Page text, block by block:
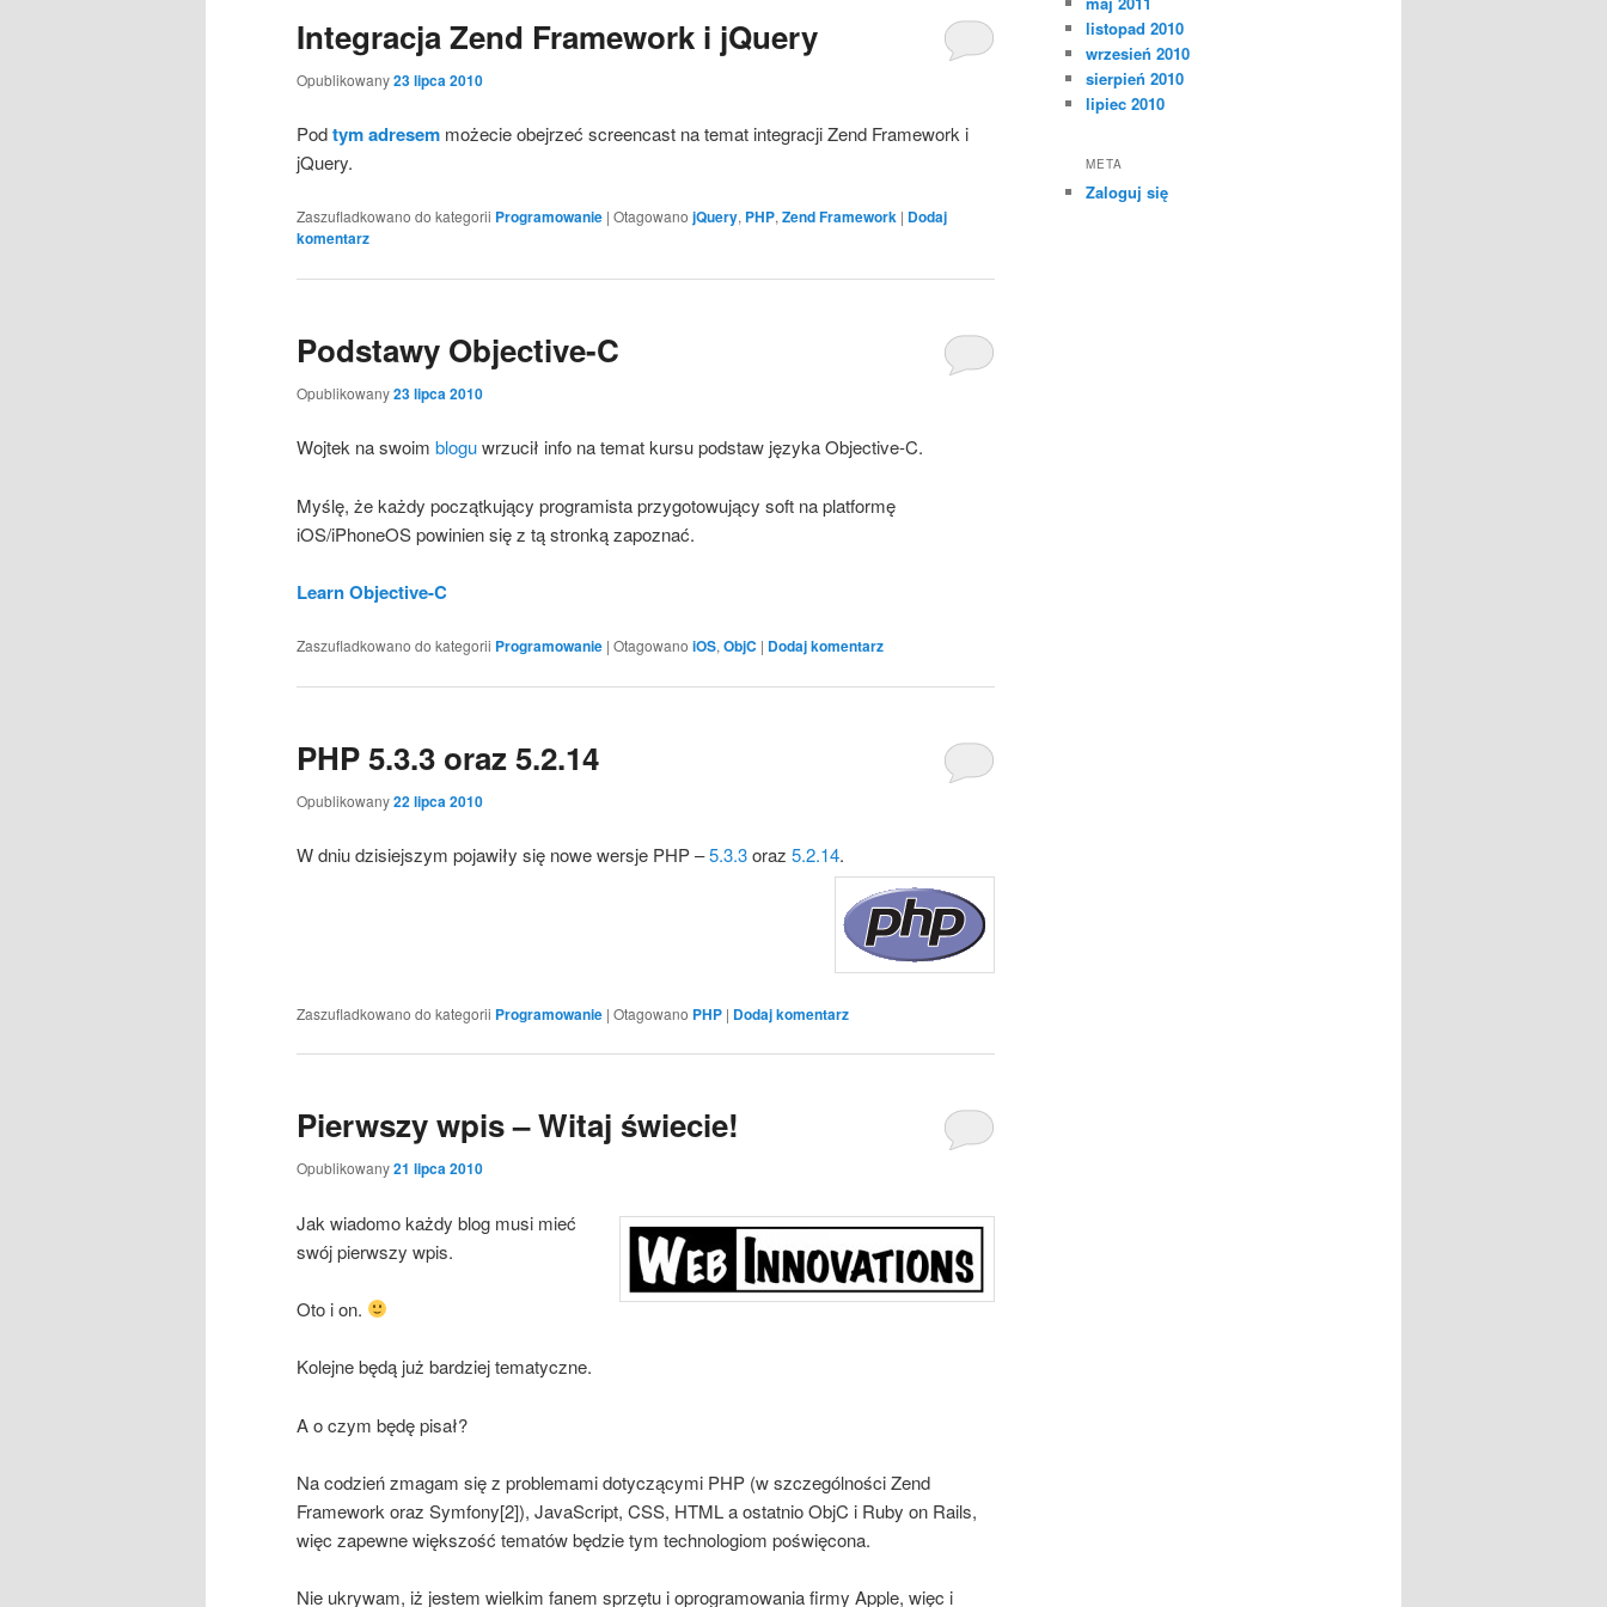
Integracja Zend Framework i jQuery
Opublikowany23 lipca 2010
Podtym adresem możecie obejrzeć screencast na temat integracji Zend Framework i
jQuery.
Zaszufladkowano do kategorii Programowanie | Otagowano jQuery, PHP, Zend Framework | Dodaj
komentarz
Podstawy Objective-C
Opublikowany23 lipca 2010
Wojtek na swoim bloguwrzucił info na temat kursu podstaw języka Objective-C.
Myślę, że każdy początkujący programista przygotowujący soft na platformę
iOS/iPhoneOS powinien się z tą stronką zapoznać.
Learn Objective-C
Zaszufladkowano do kategorii Programowanie | Otagowano iOS, ObjC | Dodaj komentarz
PHP 5.3.3 oraz 5.2.14
Opublikowany22 lipca 2010
W dniu dzisiejszym pojawiły się nowe wersje PHP –5.3.3oraz 5.2.14.
Zaszufladkowano do kategorii Programowanie | Otagowano PHP | Dodaj komentarz
Pierwszy wpis – Witaj świecie!
Opublikowany21 lipca 2010
Jak wiadomo każdy blog musi mieć
swój pierwszy wpis.
Oto i on.
Kolejne będą już bardziej tematyczne.
A o czym będę pisał?
Na codzień zmagam się z problemami dotyczącymi PHP (w szczególności Zend
Framework oraz Symfony[2]), JavaScript, CSS, HTML a ostatnio ObjC i Ruby on Rails,
więc zapewne większość tematów będzie tym technologiom poświęcona.
Nie ukrywam, iż jestem wielkim fanem sprzętu i oprogramowania firmy Apple, więc i
listopad 2010
wrzesień 2010
sierpień 2010
lipiec 2010
META
Zaloguj się